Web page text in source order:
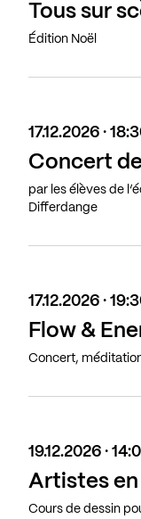
Tous sur
Édition Noël
17.12.2026 ·
Concert
par les élèves de
Differdange
17.12.2026 ·
Flow &
Concert,
19.12.2026 ·
Artistes
Cours de dessin